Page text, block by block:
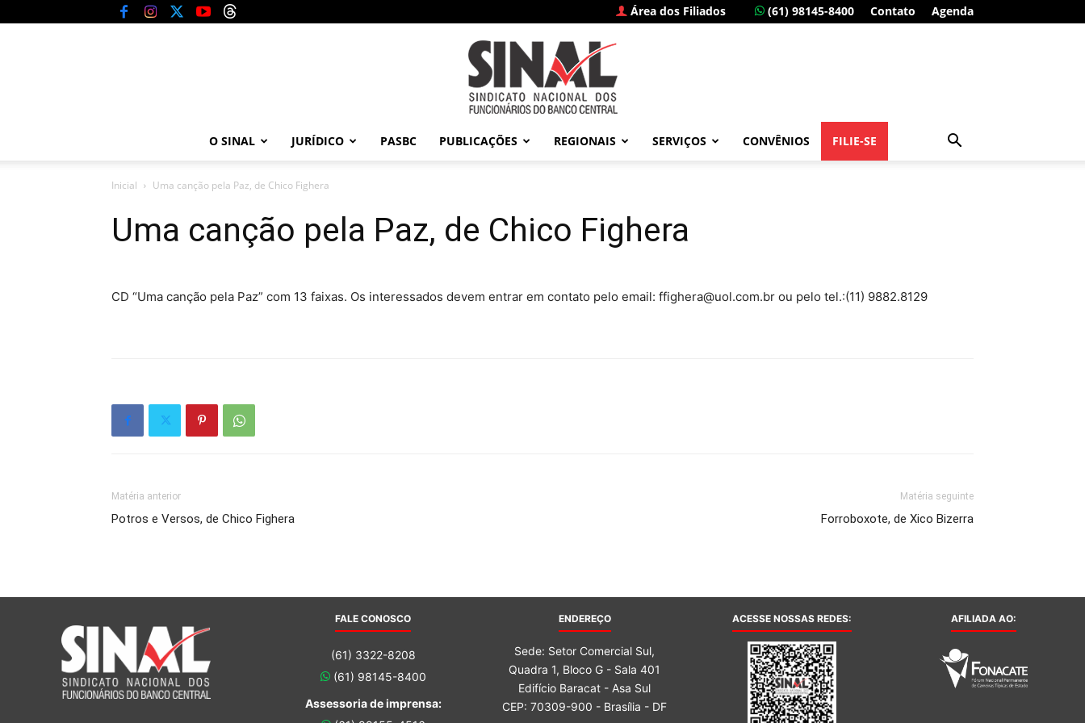
Área dos Filiados (61) 98145-8400 Contato Agenda
Funcionários
O SINAL JURÍDICO PASBC PUBLICAÇÕES REGIONAIS SERVIÇOS CONVÊNIOS FILIE-SE
Inicial Uma canção pela Paz, de Chico Fighera
Uma canção pela Paz, de Chico Fighera
CD “Uma canção pela Paz” com 13 faixas. Os interessados devem entrar em contato pelo email: ffighera@uol.com.br ou pelo tel.:(11) 9882.8129
Matéria anterior
Potros e Versos, de Chico Fighera
Matéria seguinte
Forroboxote, de Xico Bizerra
FALE CONOSCO
(61) 3322-8208
(61) 98145-8400
Assessoria de imprensa:
ENDEREÇO
Sede: Setor Comercial Sul,
Quadra 1, Bloco G - Sala 401
Edifício Baracat - Asa Sul
CEP: 70309-900 - Brasília - DF
ACESSE NOSSAS REDES: AFILIADA AO: